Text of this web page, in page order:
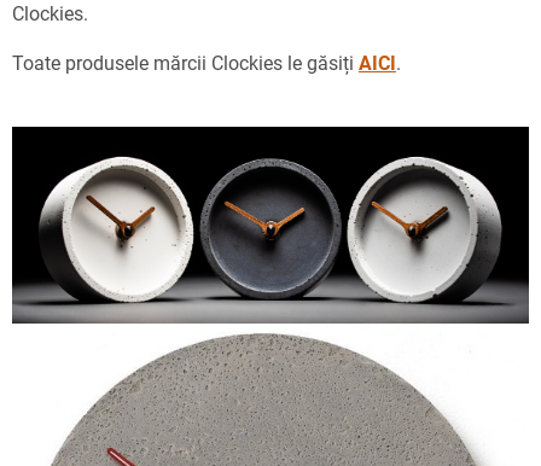
Clockies.
Toate produsele mărcii Clockies le găsiți AICI.